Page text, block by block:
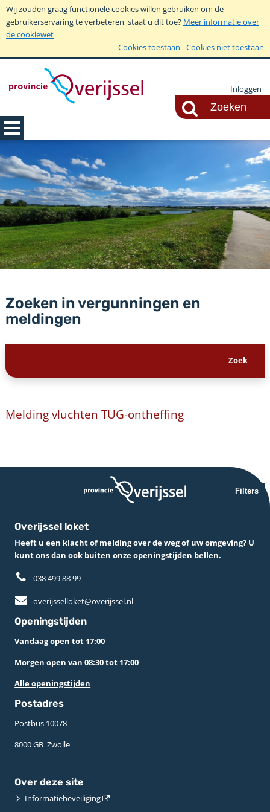
Wij zouden graag functionele cookies willen gebruiken om de
gebruikerservaring te verbeteren, staat u dit toe? Meer informatie over
de cookiewet
Cookies toestaan
Cookies niet toestaan
Inloggen
Zoeken in vergunningen en
meldingen
Melding vluchten TUG-ontheffing
Filters
Overijssel loket
Heeft u een klacht of melding over de weg of uw omgeving? U
kunt ons dan ook buiten onze openingstijden bellen.
038 499 88 99
overijsselloket@overijssel.nl
Openingstijden
Vandaag open tot 17:00
Morgen open van 08:30 tot 17:00
Alle openingstijden
Postadres
Postbus 10078 ­
8000 GB ­ Zwolle
Over deze site
Informatiebeveiliging